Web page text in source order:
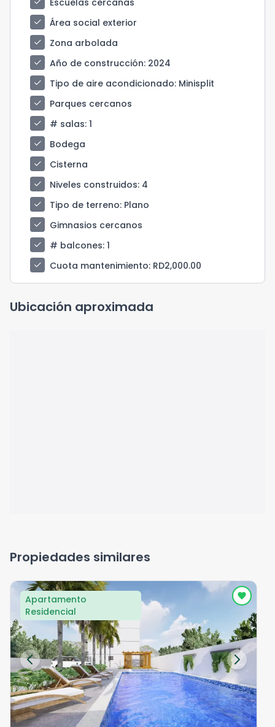
check
Área social exterior
check
Zona arbolada
check
Año de construcción: 2024
check
Tipo de aire acondicionado: Minisplit
check
Parques cercanos
check
# salas: 1
check
Bodega
check
Cisterna
check
Niveles construidos: 4
check
Tipo de terreno: Plano
check
Gimnasios cercanos
check
# balcones: 1
check
Cuota mantenimiento: RD2,000.00
Ubicación aproximada
Propiedades similares
Apartamento
Residencial